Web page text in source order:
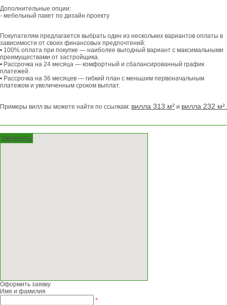
Дополнительные опции:
- мебельный пакет по дизайн проекту
Покупателям предлагается выбрать один из нескольких вариантов оплаты в
зависимости от своих финансовых предпочтений:
• 100% оплата при покупке — наиболее выгодный вариант с максимальными
преимуществами от застройщика.
• Рассрочка на 24 месяца — комфортный и сбалансированный график
платежей.
• Рассрочка на 36 месяцев — гибкий план с меньшим первоначальным
платежом и увеличенным сроком выплат.
Примеры вилл вы можете найти по ссылкам: вилла 313 м² и вилла 232 м².
Увеличить
Оформить заявку
Имя и фамилия
*